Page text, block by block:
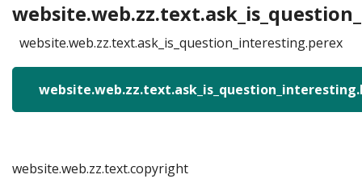
website.web.zz.text.ask_is_question_interesting.perex
website.web.zz.text.copyright